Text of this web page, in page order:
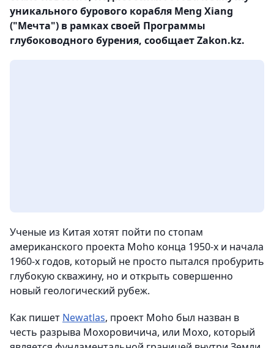
уникального бурового корабля Meng Xiang
("Мечта") в рамках своей Программы
глубоководного бурения, сообщает Zakon.kz.
Ученые из Китая хотят пойти по стопам
американского проекта Moho конца 1950-х и начала
1960-х годов, который не просто пытался пробурить
глубокую скважину, но и открыть совершенно
новый геологический рубеж.
Как пишет Newatlas, проект Moho был назван в
честь разрыва Мохоровичича, или Мохо, который